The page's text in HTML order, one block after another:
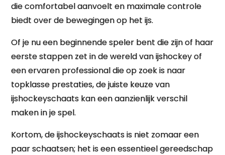
die comfortabel aanvoelt en maximale controle
biedt over de bewegingen op het ijs.
Of je nu een beginnende speler bent die zijn of haar
eerste stappen zet in de wereld van ijshockey of
een ervaren professional die op zoek is naar
topklasse prestaties, de juiste keuze van
ijshockeyschaats kan een aanzienlijk verschil
maken in je spel.
Kortom, de ijshockeyschaats is niet zomaar een
paar schaatsen; het is een essentieel gereedschap